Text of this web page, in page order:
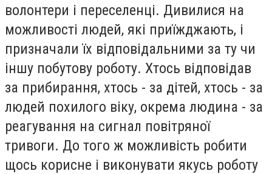
волонтери і переселенці. Дивилися на
можливості людей, які приїжджають, і
призначали їх відповідальними за ту чи
іншу побутову роботу. Хтось відповідав
за прибирання, хтось - за дітей, хтось - за
людей похилого віку, окрема людина - за
реагування на сигнал повітряної
тривоги. До того ж можливість робити
щось корисне і виконувати якусь роботу